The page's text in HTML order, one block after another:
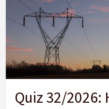
Quiz 32/